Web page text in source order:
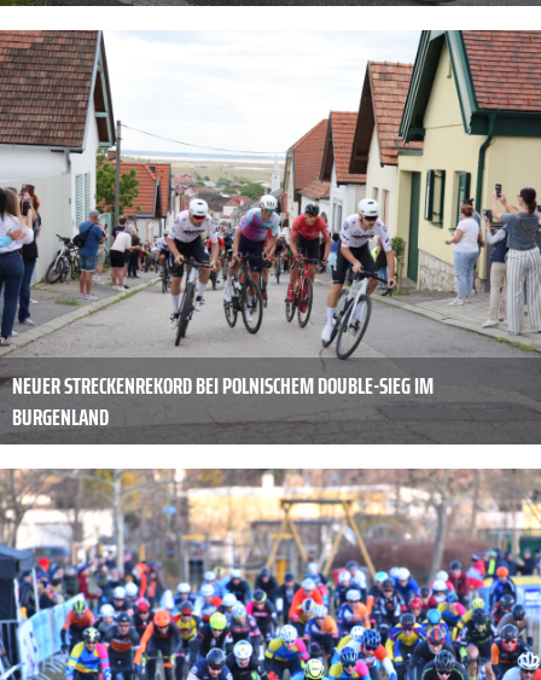
NEUER STRECKENREKORD BEI POLNISCHEM DOUBLE-SIEG IM
BURGENLAND